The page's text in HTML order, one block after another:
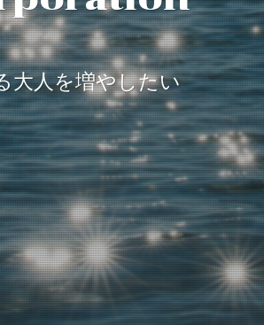
大人を増やしたい
大人を増やしたい
大人を増やしたい
大人を増やしたい